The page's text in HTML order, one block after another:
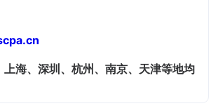
上海、深圳、杭州、南京、天津等地均